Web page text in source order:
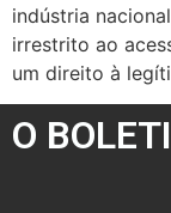
indústria
irrestrito ao
um direito à
O